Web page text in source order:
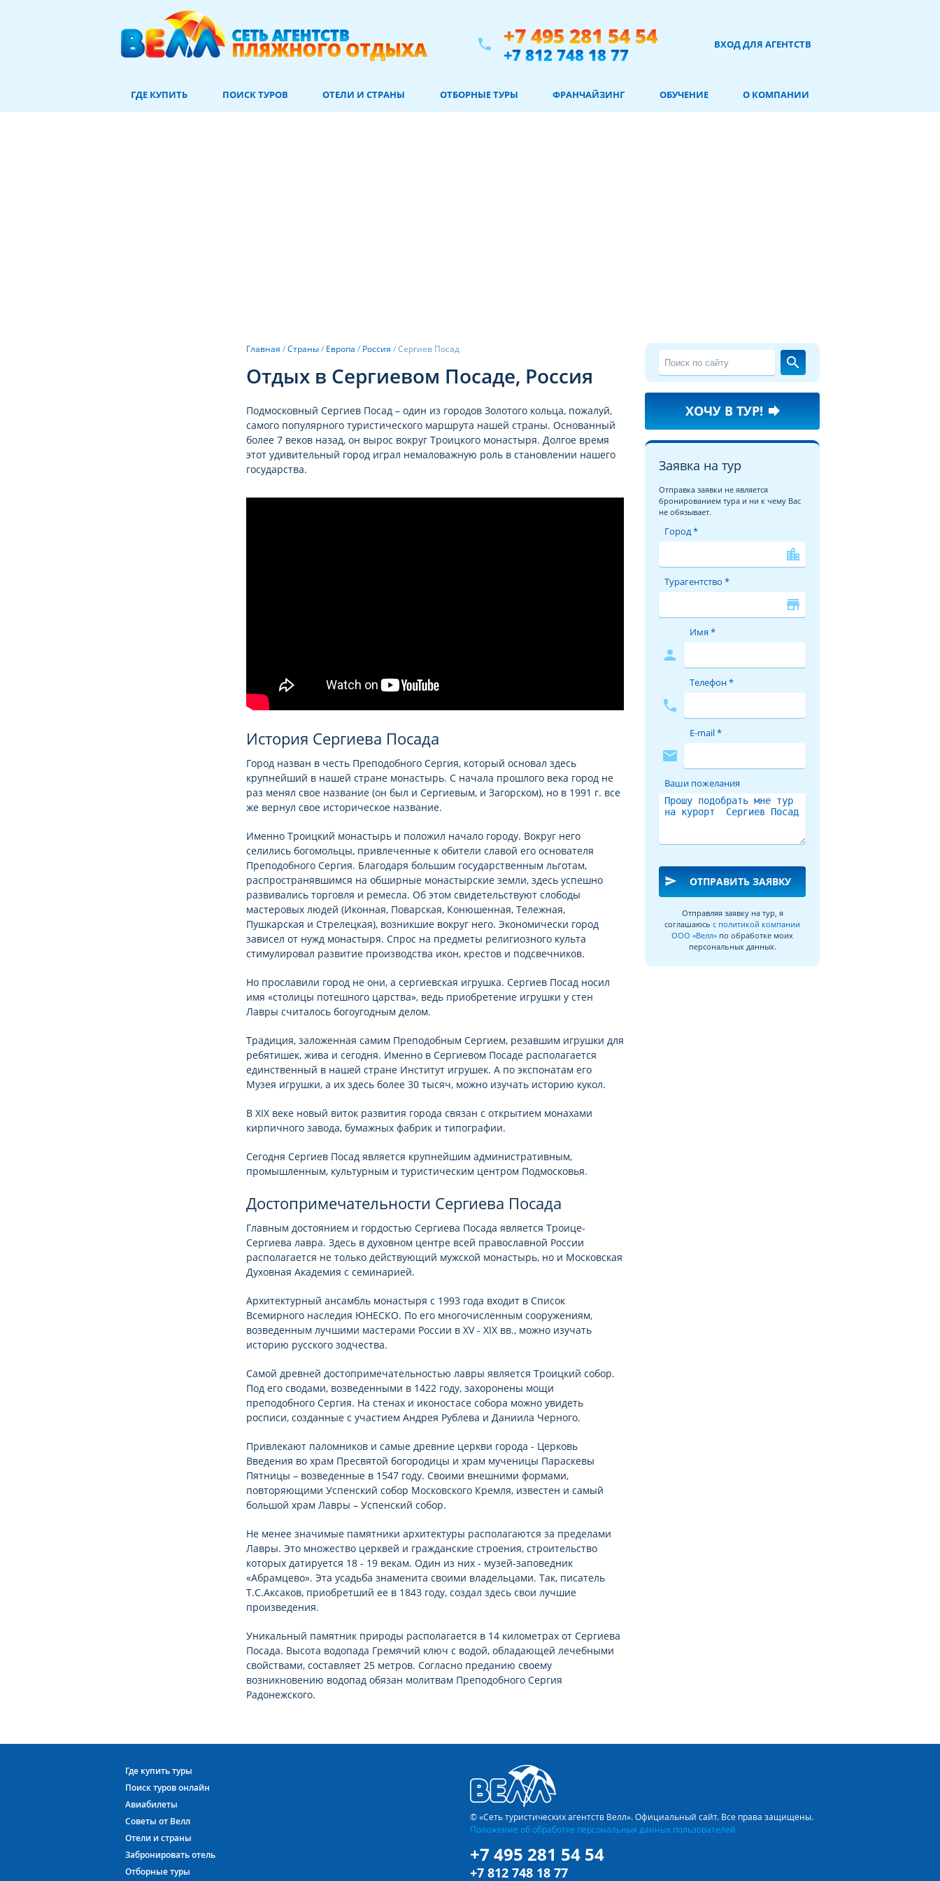
phone +7 495 281 54 54
+7 812 748 18 77 ВХОД ДЛЯ АГЕНТСТВ
ГДЕ КУПИТЬ ПОИСК ТУРОВ ОТЕЛИ И СТРАНЫ ОТБОРНЫЕ ТУРЫ ФРАНЧАЙЗИНГ ОБУЧЕНИЕ О КОМПАНИИ
Главная /Страны/ Европа / Россия /Сергиев Посад
Отдых в Сергиевом Посаде, Россия
Подмосковный Сергиев Посад – один из городов Золотого кольца, пожалуй,
самого популярного туристического маршрута нашей страны. Основанный
более 7 веков назад, он вырос вокруг Троицкого монастыря. Долгое время
этот удивительный город играл немаловажную роль в становлении нашего
государства.
История Сергиева Посада
Город назван в честь Преподобного Сергия, который основал здесь
крупнейший в нашей стране монастырь. С начала прошлого века город не
раз менял свое название (он был и Сергиевым, и Загорском), но в 1991 г. все
же вернул свое историческое название.
Именно Троицкий монастырь и положил начало городу. Вокруг него
селились богомольцы, привлеченные к обители славой его основателя
Преподобного Сергия. Благодаря большим государственным льготам,
распространявшимся на обширные монастырские земли, здесь успешно
развивались торговля и ремесла. Об этом свидетельствуют слободы
мастеровых людей (Иконная, Поварская, Конюшенная, Тележная,
Пушкарская и Стрелецкая), возникшие вокруг него. Экономически город
зависел от нужд монастыря. Спрос на предметы религиозного культа
стимулировал развитие производства икон, крестов и подсвечников.
Но прославили город не они, а сергиевская игрушка. Сергиев Посад носил
имя «столицы потешного царства», ведь приобретение игрушки у стен
Лавры считалось богоугодным делом.
Традиция, заложенная самим Преподобным Сергием, резавшим игрушки для
ребятишек, жива и сегодня. Именно в Сергиевом Посаде располагается
единственный в нашей стране Институт игрушек. А по экспонатам его
Музея игрушки, а их здесь более 30 тысяч, можно изучать историю кукол.
В XIX веке новый виток развития города связан с открытием монахами
кирпичного завода, бумажных фабрик и типографии.
Сегодня Сергиев Посад является крупнейшим административным,
промышленным, культурным и туристическим центром Подмосковья.
Достопримечательности Сергиева Посада
Главным достоянием и гордостью Сергиева Посада является Троице-
Сергиева лавра. Здесь в духовном центре всей православной России
располагается не только действующий мужской монастырь, но и Московская
Духовная Академия с семинарией.
Архитектурный ансамбль монастыря с 1993 года входит в Список
Всемирного наследия ЮНЕСКО. По его многочисленным сооружениям,
возведенным лучшими мастерами России в XV - XIX вв., можно изучать
историю русского зодчества.
Самой древней достопримечательностью лавры является Троицкий собор.
Под его сводами, возведенными в 1422 году, захоронены мощи
преподобного Сергия. На стенах и иконостасе собора можно увидеть
росписи, созданные с участием Андрея Рублева и Даниила Черного.
Привлекают паломников и самые древние церкви города - Церковь
Введения во храм Пресвятой богородицы и храм мученицы Параскевы
Пятницы – возведенные в 1547 году. Своими внешними формами,
повторяющими Успенский собор Московского Кремля, известен и самый
большой храм Лавры – Успенский собор.
Не менее значимые памятники архитектуры располагаются за пределами
Лавры. Это множество церквей и гражданские строения, строительство
которых датируется 18 - 19 векам. Один из них - музей-заповедник
«Абрамцево». Эта усадьба знаменита своими владельцами. Так, писатель
Т.С.Аксаков, приобретший ее в 1843 году, создал здесь свои лучшие
произведения.
Уникальный памятник природы располагается в 14 километрах от Сергиева
Посада. Высота водопада Гремячий ключ с водой, обладающей лечебными
свойствами, составляет 25 метров. Согласно преданию своему
возникновению водопад обязан молитвам Преподобного Сергия
Радонежского.
search
ХОЧУ В ТУР! forward
Заявка на тур
Отправка заявки не является
бронированием тура и ни к чему Вас
не обязывает.
Город *
location_city
Турагентство *
store
person
Имя *
phone
Телефон *
mail
E-mail *
Ваши пожелания
send ОТПРАВИТЬ ЗАЯВКУ
Отправляя заявку на тур, я
соглашаюсь с политикой компании
ООО «Велл» по обработке моих
персональных данных.
Где купить туры
Поиск туров онлайн
Авиабилеты
Советы от Велл
Отели и страны
Забронировать отель
Отборные туры
© «Сеть туристических агентств Велл». Официальный сайт. Все права защищены.
Положение об обработке персональных данных пользователей
+7 495 281 54 54
+7 812 748 18 77